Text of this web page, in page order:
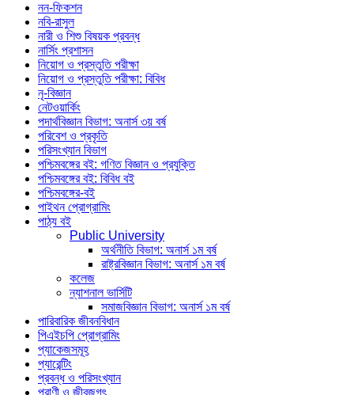
নন-ফিকশন
নবি-রাসুল
নারী ও শিশু বিষয়ক প্রবন্ধ
নার্সিং প্রশাসন
নিয়োগ ও প্রস্তুতি পরীক্ষা
নিয়োগ ও প্রস্তুতি পরীক্ষা: বিবিধ
নৃ-বিজ্ঞান
নেটওয়ার্কিং
পদার্থবিজ্ঞান বিভাগ: অনার্স ৩য় বর্ষ
পরিবেশ ও প্রকৃতি
পরিসংখ্যান বিভাগ
পশ্চিমবঙ্গের বই: গণিত বিজ্ঞান ও প্রযুক্তি
পশ্চিমবঙ্গের বই: বিবিধ বই
পশ্চিমবঙ্গের-বই
পাইথন প্রোগ্রামিং
পাঠ্য বই
Public University
অর্থনীতি বিভাগ: অনার্স ১ম বর্ষ
রাষ্ট্রবিজ্ঞান বিভাগ: অনার্স ১ম বর্ষ
কলেজ
ন্যাশনাল ভার্সিটি
সমাজবিজ্ঞান বিভাগ: অনার্স ১ম বর্ষ
পারিবারিক জীবনবিধান
পিএইচপি প্রোগ্রামিং
প্যাকেজসমূহ
প্যারেন্টিং
প্রবন্ধ ও পরিসংখ্যান
প্রাণী ও জীবজগৎ